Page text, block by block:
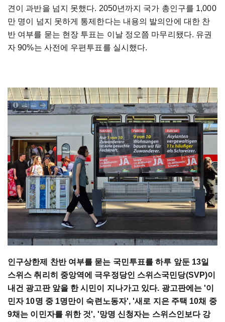
견이 과반을 넘지 못했다. 2050년까지 국가 총인구를 1,000
만 명이 넘지 못하게 통제한다는 내용의 발의안에 대한 찬
반 여부를 묻는 현장 투표는 이날 정오쯤 마무리됐다. 유권
자 90%는 사전에 우편투표를 실시했다.
인구상한제 찬반 여부를 묻는 국민투표를 하루 앞둔 13일
스위스 취리히 중앙역에 극우정당인 스위스국민당(SVP)이
내건 광고판 앞을 한 시민이 지나가고 있다. 광고판에는 '이
민자 10명 중 1명만이 숙련노동자', '새로 지은 주택 10채 중
9채는 이민자를 위한 것', '망명 신청자는 스위스인보다 강